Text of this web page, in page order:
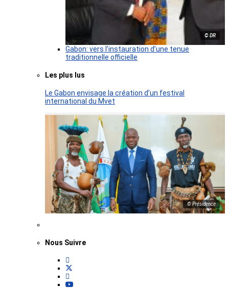
© DR
Gabon: vers l’instauration d’une tenue
traditionnelle officielle
Les plus lus
Le Gabon envisage la création d’un festival
international du Mvet
© Présidence
Nous Suivre